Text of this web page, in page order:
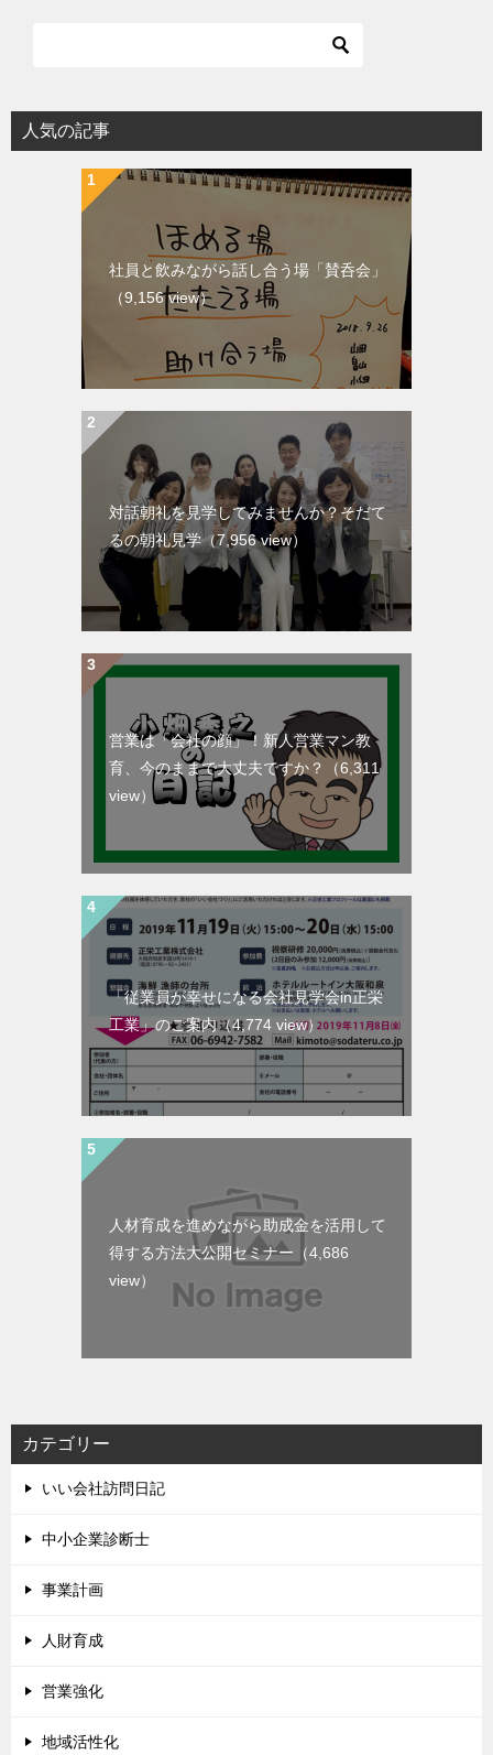
人気の記事
社員と飲みながら話し合う場「賛呑会」
（9,156 view）
対話朝礼を見学してみませんか？そだて
るの朝礼見学（7,956 view）
営業は「会社の顔」！新人営業マン教
育、今のままで大丈夫ですか？
（6,311
view）
「従業員が幸せになる会社見学会in正栄
工業」のご案内（4,774 view）
人材育成を進めながら助成金を活用して
得する方法大公開セミナー （4,686
view）
カテゴリー
いい会社訪問日記
中小企業診断士
事業計画
人財育成
営業強化
地域活性化